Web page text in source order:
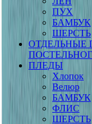
ПУХ
БАМБУК
ШЕРСТЬ
ОТДЕЛЬНЫЕ
ПЛЕДЫ
Хлопок
Велюр
БАМБУК
ФЛИС
ШЕРСТЬ